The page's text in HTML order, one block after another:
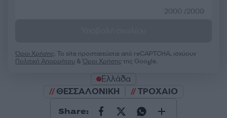
2000 /2000
Όροι Χρήσης. Το site προστατεύεται από reCAPTCHA, ισχύουν
Πολιτική Απορρήτου &Όροι Χρήσης της Google.
Ελλάδα
ΘΕΣΣΑΛΟΝΙΚΗ
ΤΡΟΧΑΙΟ
Share: